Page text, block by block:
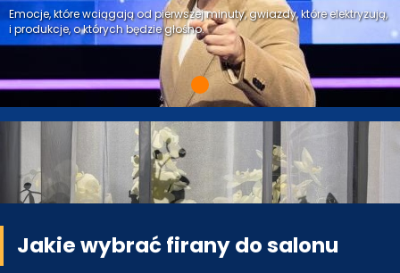
Emocje, które wciągają od pierwszej minuty, gwiazdy, które elektryzują,
i produkcje, o których będzie głośno.
Jakie wybrać firany do salonu